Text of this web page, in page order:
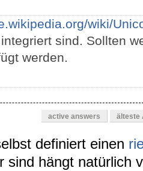
wiki/
sind. Sollten
werden.
active answers älteste
definiert einen
sind hängt natürlich